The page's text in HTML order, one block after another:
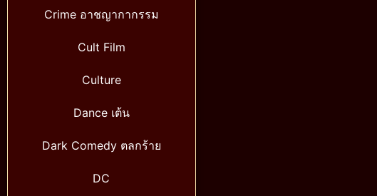
Crime อาชญากากรรม
Cult Film
Culture
Dance เต้น
Dark Comedy ตลกร้าย
DC